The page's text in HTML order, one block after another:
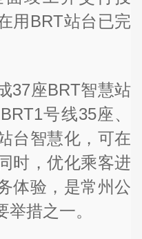
用BRT站台已完
37座BRT智慧站
号线35座、
台智慧化，可在
时，优化乘客进
体验，是常州公
措之一。